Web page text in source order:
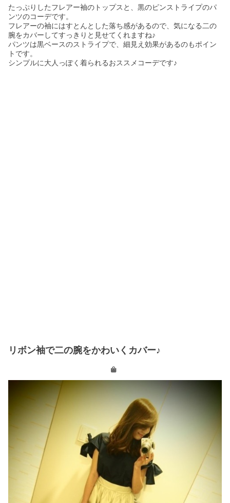
たっぷりしたフレアー袖のトップスと、黒のピンストライプのパ
ンツのコーデです。
フレアーの袖にはすとんとした落ち感があるので、気になる二の
腕をカバーしてすっきりと見せてくれますね♪
パンツは黒ベースのストライプで、細見え効果があるのもポイン
トです。
シンプルに大人っぽく着られるおススメコーデです♪
リボン袖で二の腕をかわいくカバー♪